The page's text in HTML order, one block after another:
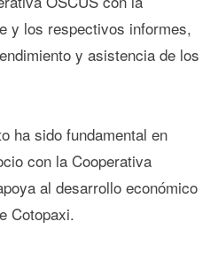
y los respectivos informes,
y asistencia de los
ha sido fundamental en
con la Cooperativa
al desarrollo económico
Cotopaxi.